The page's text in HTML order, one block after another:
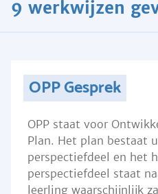
9 werkwijzen
OPP Gesprek
OPP staat voor
Plan. Het plan bestaat
perspectiefdeel en het
perspectiefdeel staat
leerling waarschijnlijk